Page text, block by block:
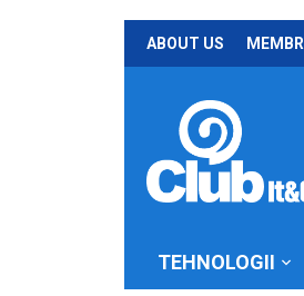
ABOUT US MEMBRI
TEHNOLOGII